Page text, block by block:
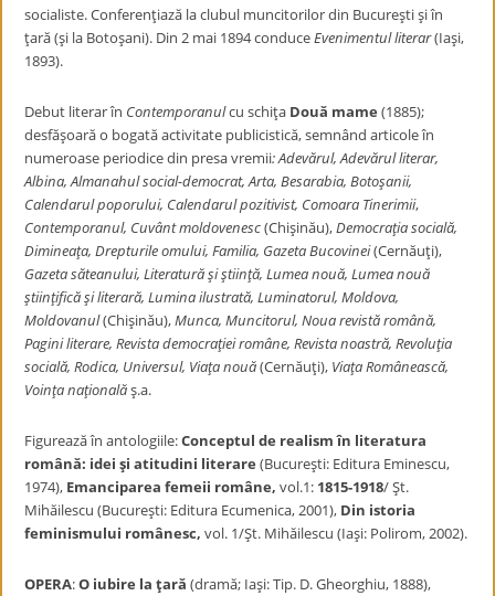
socialiste. Conferenţiază la clubul muncitorilor din Bucureşti şi în
ţară (şi la Botoşani). Din 2 mai 1894 conduceEvenimentul literar(Iaşi,
1893).
Debut literar în Contemporanulcu schiţa Două mame(1885);
desfăşoară o bogată activitate publicistică, semnând articole în
numeroase periodice din presa vremii: Adevărul, Adevărul literar,
Albina, Almanahul social-democrat, Arta, Besarabia, Botoşanii,
Calendarul poporului, Calendarul pozitivist, Comoara Tinerimii,
Contemporanul, Cuvânt moldovenesc(Chişinău),Democraţia socială,
Dimineaţa, Drepturile omului, Familia, Gazeta Bucovinei(Cernăuţi),
Gazeta săteanului, Literatură şi ştiinţă, Lumea nouă, Lumea nouă
ştiinţifică şi literară, Lumina ilustrată, Luminatorul, Moldova,
Moldovanul(Chişinău),Munca, Muncitorul, Noua revistă română,
Pagini literare, Revista democraţiei române, Revista noastră, Revoluţia
socială, Rodica, Universul, Viaţa nouă(Cernăuţi), Viaţa Românească,
Voinţanaţionalăş.a.
Figurează în antologiile:Conceptul de realism în literatura
română: idei şi atitudini literare (Bucureşti: Editura Eminescu,
1974), Emanciparea femeii române,vol.1: 1815-1918/ Şt.
Mihăilescu (Bucureşti: Editura Ecumenica, 2001), Din istoria
feminismului românesc,vol. 1/Şt. Mihăilescu (Iaşi: Polirom, 2002).
OPERA:O iubire la ţară (dramă; Iaşi: Tip. D. Gheorghiu, 1888),